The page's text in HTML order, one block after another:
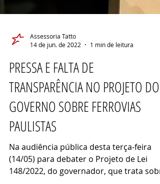
Assessoria Tatto
14 de jun. de 2022
1 min de leitura
PRESSA E FALTA DE
TRANSPARÊNCIA NO PROJETO DO
GOVERNO SOBRE FERROVIAS
PAULISTAS